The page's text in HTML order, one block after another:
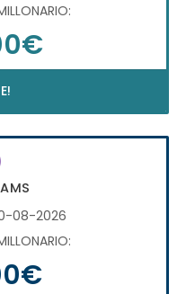
08-2026